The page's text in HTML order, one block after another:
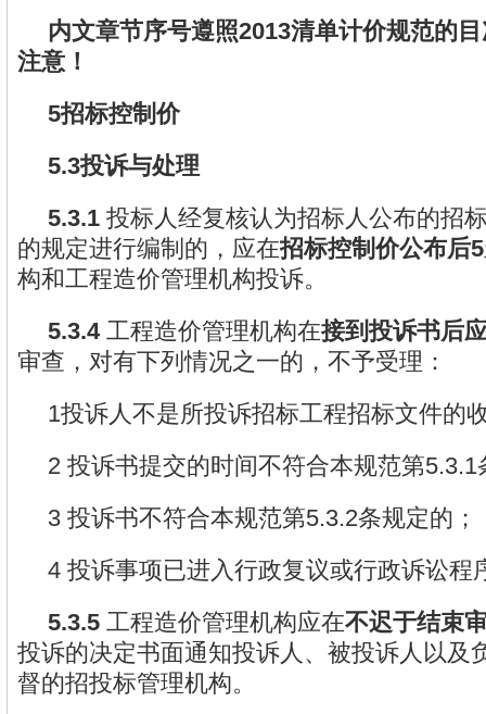
内文章节序号遵照2013清单计价规范的
注意！
5招标控制价
5.3投诉与处理
5.3.1 投标人经复核认为招标人公布的招
的规定进行编制的，应在招标控制价公布后
构和工程造价管理机构投诉。
5.3.4工程造价管理机构在接到投诉书后
审查，对有下列情况之一的，不予受理：
1投诉人不是所投诉招标工程招标文件的
2 投诉书提交的时间不符合本规范第5.3.1
3 投诉书不符合本规范第5.3.2条规定的；
4 投诉事项已进入行政复议或行政诉讼程
5.3.5 工程造价管理机构应在不迟于结束
投诉的决定书面通知投诉人、被投诉人以及
督的招投标管理机构。